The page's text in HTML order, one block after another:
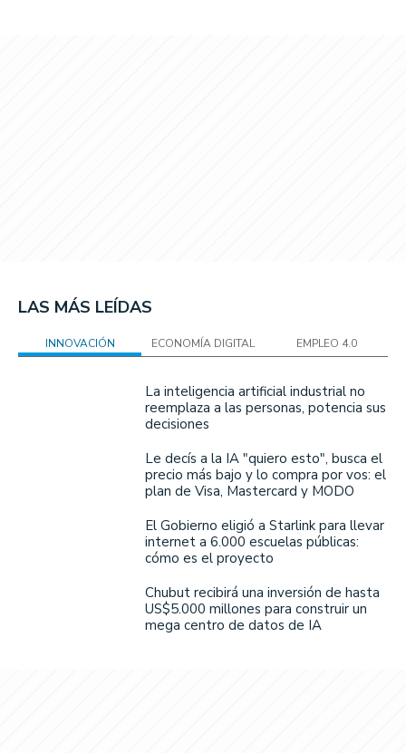
LAS MÁS LEÍDAS
INNOVACIÓN ECONOMÍA DIGITAL EMPLEO 4.0
La inteligencia artificial industrial no
reemplaza a las personas, potencia sus
decisiones
Le decís a la IA "quiero esto", busca el
precio más bajo y lo compra por vos: el
plan de Visa, Mastercard y MODO
El Gobierno eligió a Starlink para llevar
internet a 6.000 escuelas públicas:
cómo es el proyecto
Chubut recibirá una inversión de hasta
US$5.000 millones para construir un
mega centro de datos de IA